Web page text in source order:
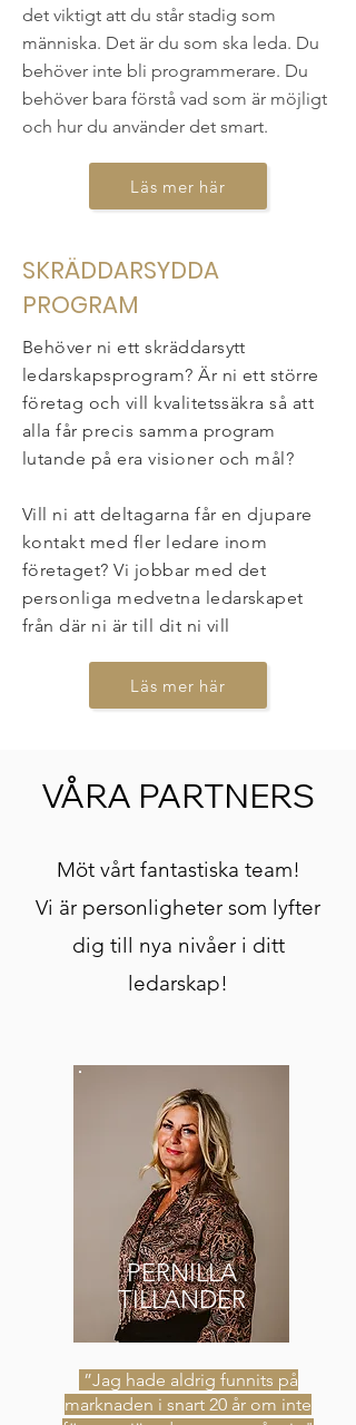
det viktigt att du står stadig som
människa. Det är du som ska leda. Du
behöver inte bli programmerare. Du
behöver bara förstå vad som är möjligt
och hur du använder det smart.
Läs mer här
SKRÄDDARSYDDA
PROGRAM
Behöver ni ett skräddarsytt
ledarskapsprogram? Är ni ett större
företag och vill kvalitetssäkra så att
alla får precis samma program
lutande på era visioner och mål?
Vill ni att deltagarna får en djupare
kontakt med fler ledare inom
företaget? Vi jobbar med det
personliga medvetna ledarskapet
från där ni är till dit ni vill
Läs mer här
VÅRA PARTNERS
Möt vårt fantastiska team!
Vi är personligheter som lyfter
dig till nya nivåer i ditt
ledarskap!
PERNILLA
TILLANDER
”Jag hade aldrig funnits på
marknaden i snart 20 år om inte